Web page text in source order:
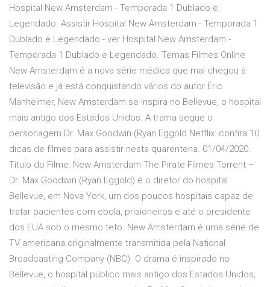
Hospital New Amsterdam - Temporada 1 Dublado e
Legendado. Assistir Hospital New Amsterdam - Temporada 1
Dublado e Legendado - ver Hospital New Amsterdam -
Temporada 1 Dublado e Legendado. Temas Filmes Online
New Amsterdam é a nova série médica que mal chegou à
televisão e já está conquistando vários do autor Eric
Manheimer, New Amsterdam se inspira no Bellevue, o hospital
mais antigo dos Estados Unidos. A trama segue o
personagem Dr. Max Goodwin (Ryan Eggold Netflix: confira 10
dicas de filmes para assistir nesta quarentena. 01/04/2020.
Titulo do Filme: New Amsterdam The Pirate Filmes Torrent –
Dr. Max Goodwin (Ryan Eggold) é o diretor do hospital
Bellevue, em Nova York, um dos poucos hospitais capaz de
tratar pacientes com ebola, prisioneiros e até o presidente
dos EUA sob o mesmo teto. New Amsterdam é uma série de
TV americana originalmente transmitida pela National
Broadcasting Company (NBC). O drama é inspirado no
Bellevue, o hospital público mais antigo dos Estados Unidos,